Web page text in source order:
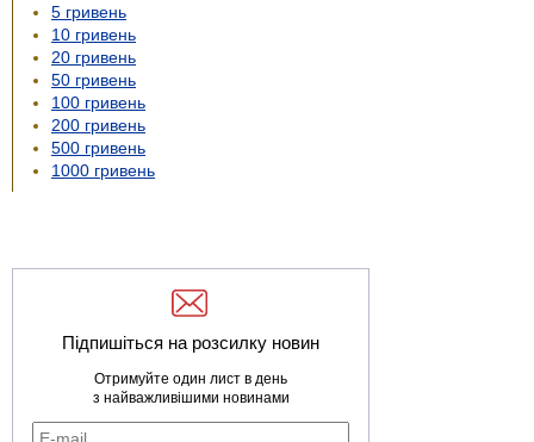
5 гривень
10 гривень
20 гривень
50 гривень
100 гривень
200 гривень
500 гривень
1000 гривень
Підпишіться на розсилку новин
Отримуйте один лист в день
з найважливішими новинами